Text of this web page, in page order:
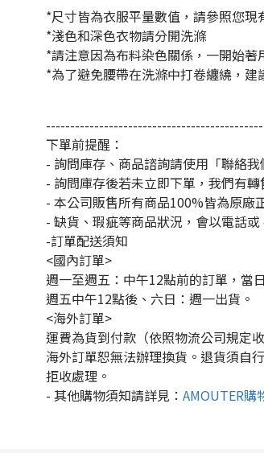
*尺寸皆為衣服平量數值，請參照您
*淺色和深色衣物請分開洗滌
*請注意因為布料染色關係，一開始
*為了避免腰帶在洗滌中打卷纏繞，建
下單前提醒：
- 詢問庫存、商品諮詢請使用「聯絡我
- 詢問庫存後若未立即下單，我們有
- 本公司販售所有商品100%皆為原廠
- 缺貨、瑕疵等商品狀況，會以電話或
-訂單配送須知
<國內訂單>
週一至週五：中午12點前的訂單，當
週五中午12點後、六日：週一出貨。
<海外訂單>
運費為貨到付款（依照物流公司規定收
海外訂單恕無法辦理換貨。退貨須自
拒收處理。
- 其他購物須知請詳見： AMOUTER購